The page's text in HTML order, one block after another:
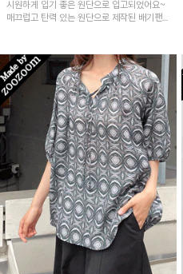
시원하게 입기 좋은 원단으로 입고되었어요~
매끄럽고 탄력 있는 원단으로 제작된 배기팬츠